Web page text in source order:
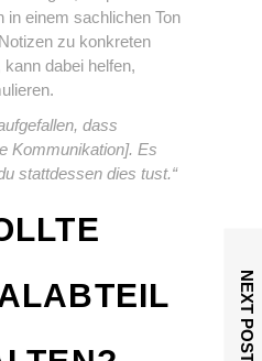
in einem sachlichen Ton
zu konkreten
dabei helfen,
dass
Kommunikation]. Es
stattdessen dies tust.“
NEXT POST